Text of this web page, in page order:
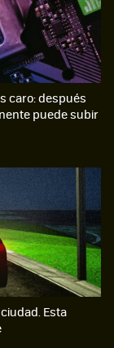
caro: después
puede subir
Esta